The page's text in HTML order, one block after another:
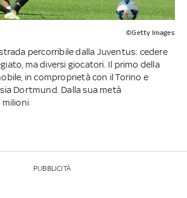
©Getty Images
percorribile dalla Juventus: cedere
ma diversi giocatori. Il primo della
in comproprietà con il Torino e
Dortmund. Dalla sua metà
milioni
PUBBLICITÀ